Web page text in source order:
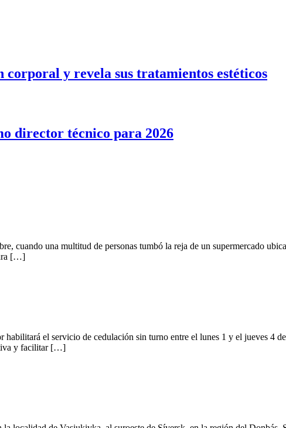
y revela sus tratamientos estéticos
director técnico para 2026
cuando una multitud de personas tumbó la reja de un supermercado
[…]
el servicio de cedulación sin turno entre el lunes 1 y el jueves 4
y facilitar […]